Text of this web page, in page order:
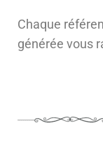
Chaque
générée vous